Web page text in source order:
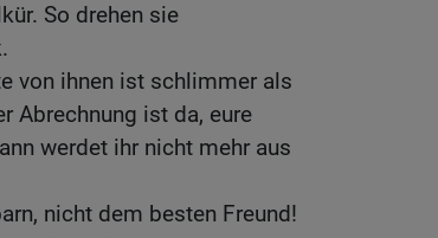
So drehen sie
von ihnen ist schlimmer als
Abrechnung ist da, eure
werdet ihr nicht mehr aus
nicht dem besten Freund!